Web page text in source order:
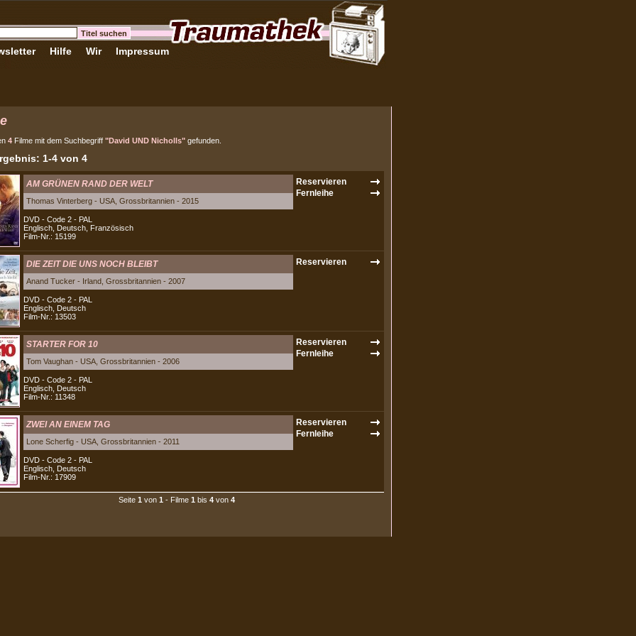
Hilfe Wir Impressum
4 Filme mit dem Suchbegriff "David UND Nicholls" gefunden.
1-4 von 4
AM GRÜNEN RAND DER WELT
Thomas Vinterberg - USA, Grossbritannien - 2015
DVD - Code 2 - PAL
Englisch, Deutsch, Französisch
Film-Nr.: 15199
DIE ZEIT DIE UNS NOCH BLEIBT
Anand Tucker - Irland, Grossbritannien - 2007
DVD - Code 2 - PAL
Englisch, Deutsch
Film-Nr.: 13503
STARTER FOR 10
Tom Vaughan - USA, Grossbritannien - 2006
DVD - Code 2 - PAL
Englisch, Deutsch
Film-Nr.: 11348
ZWEI AN EINEM TAG
Lone Scherfig - USA, Grossbritannien - 2011
DVD - Code 2 - PAL
Englisch, Deutsch
Film-Nr.: 17909
Seite 1 von 1 - Filme 1 bis 4von 4